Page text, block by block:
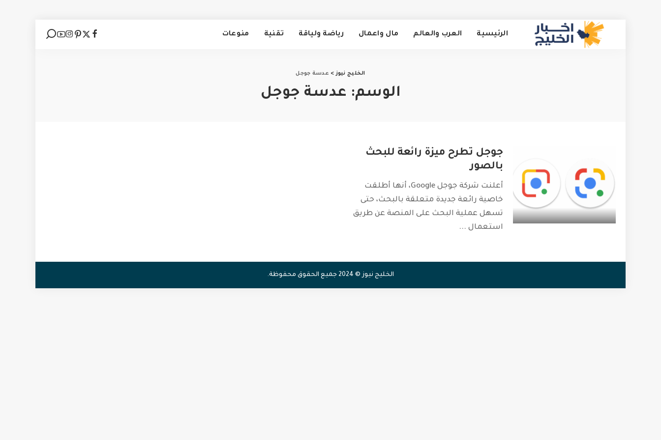
الرئيسية العرب والعالم مال واعمال رياضة ولياقة تقنية منوعات
الخليج نيوز> عدسة جوجل
الوسم: عدسة جوجل
جوجل تطرح ميزة رائعة للبحث
بالصور
أعلنت شركة جوجل Google، أنها أطلقت
خاصية رائعة جديدة متعلقة بالبحث، حتى
تسهل عملية البحث على المنصة عن طريق
استعمال ...
الخليج نيوز © 2024 جميع الحقوق محفوظة.